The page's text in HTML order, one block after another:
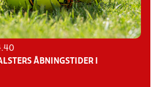
ÅBNINGSTIDER I